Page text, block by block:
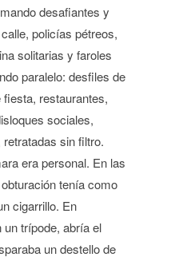
desafiantes y
policías pétreos,
solitarias y faroles
paralelo: desfiles de
restaurantes,
sociales,
sin filtro.
era personal. En las
tenía como
cigarrillo. En
trípode, abría el
un destello de